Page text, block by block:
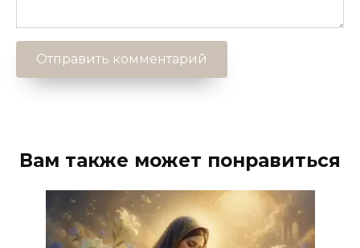
Вам также может понравиться